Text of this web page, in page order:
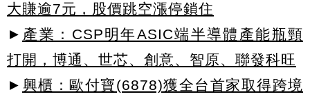
大賺逾7元，股價跳空漲停鎖住
► 產業：CSP明年ASIC端半導體產能瓶頸
打開，博通、世芯、創意、智原、聯發科旺
► 興櫃：歐付寶(6878)獲全台首家取得跨境